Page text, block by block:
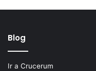
Blog
Ir a Crucerum